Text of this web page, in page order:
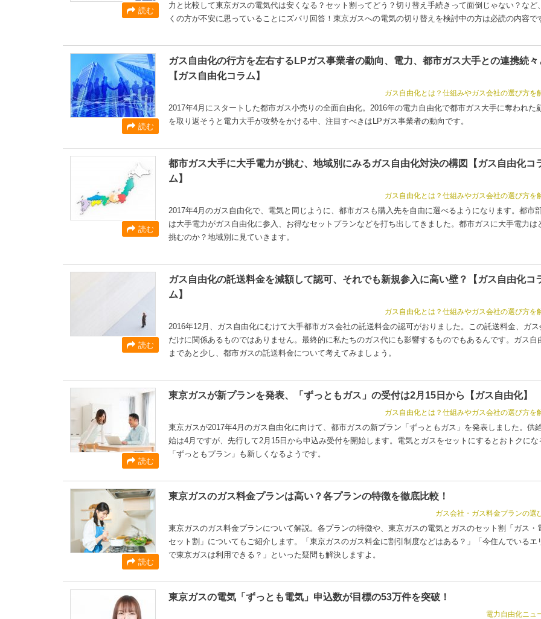
読む
力と比較して東京ガスの電気代は安くなる？セット割ってどう？切り替え手続きって面倒じゃない？など
くの方が不安に思っていることにズバリ回答！東京ガスへの電気の切り替えを検討中の方は必読の内容で
読む
ガス自由化の行方を左右するLPガス事業者の動向、電力、都市ガス大手との連携続々
【ガス自由化コラム】
ガス自由化とは？仕組みやガス会社の選び方を
2017年4月にスタートした都市ガス小売りの全面自由化。2016年の電力自由化で都市ガス大手に奪われた
を取り返そうと電力大手が攻勢をかける中、注目すべきはLPガス事業者の動向です。
読む
都市ガス大手に大手電力が挑む、地域別にみるガス自由化対決の構図【ガス自由化コ
ム】
ガス自由化とは？仕組みやガス会社の選び方を
2017年4月のガス自由化で、電気と同じように、都市ガスも購入先を自由に選べるようになります。都市
は大手電力がガス自由化に参入、お得なセットプランなどを打ち出してきました。都市ガスに大手電力は
挑むのか？地域別に見ていきます。
読む
ガス自由化の託送料金を減額して認可、それでも新規参入に高い壁？【ガス自由化コ
ム】
ガス自由化とは？仕組みやガス会社の選び方を
2016年12月、ガス自由化にむけて大手都市ガス会社の託送料金の認可がおりました。この託送料金、ガス
だけに関係あるものではありません。最終的に私たちのガス代にも影響するものでもあるんです。ガス自
まであと少し、都市ガスの託送料金について考えてみましょう。
読む
東京ガスが新プランを発表、「ずっともガス」の受付は2月15日から【ガス自由化】
ガス自由化とは？仕組みやガス会社の選び方を
東京ガスが2017年4月のガス自由化に向けて、都市ガスの新プラン「ずっともガス」を発表しました。供
始は4月ですが、先行して2月15日から申込み受付を開始します。電気とガスをセットにするとおトクにな
「ずっともプラン」も新しくなるようです。
読む
東京ガスのガス料金プランは高い？各プランの特徴を徹底比較！
ガス会社・ガス料金プランの選
東京ガスのガス料金プランについて解説。各プランの特徴や、東京ガスの電気とガスのセット割「ガス・
セット割」についてもご紹介します。「東京ガスのガス料金に割引制度などはある？」「今住んでいるエ
で東京ガスは利用できる？」といった疑問も解決しますよ。
東京ガスの電気「ずっとも電気」申込数が目標の53万件を突破！
電力自由化ニュ